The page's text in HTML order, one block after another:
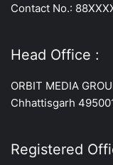
Contact No.:
Head Office :
ORBIT MEDIA
Chhattisgarh
Registered